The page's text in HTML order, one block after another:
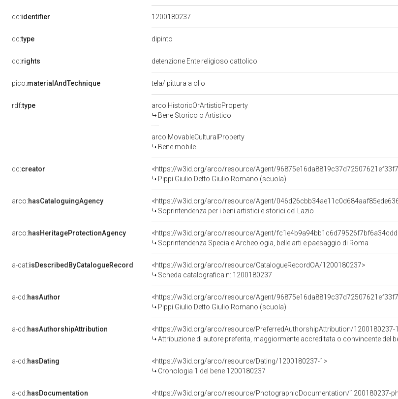
dc:identifier 1200180237
dc:type dipinto
dc:rights detenzione Ente religioso cattolico
pico:materialAndTechnique tela/ pittura a olio
rdf:type
arco:HistoricOrArtisticProperty
Bene Storico o Artistico
arco:MovableCulturalProperty
Bene mobile
dc:creator
<https://w3id.org/arco/resource/Agent/
Pippi Giulio Detto Giulio Romano (scuola)
arco:hasCataloguingAgency
<https://w3id.org/arco/resource/Agent/
Soprintendenza per i beni artistici e storici del Lazio
arco:hasHeritageProtectionAgency
<https://w3id.org/arco/resource/Agent/
Soprintendenza Speciale Archeologia, belle arti e paesaggio di Roma
a-cat:isDescribedByCatalogueRecord
<https://w3id.org/arco/resource/CatalogueRecordOA/1200180237>
Scheda catalografica n: 1200180237
a-cd:hasAuthor
<https://w3id.org/arco/resource/Agent/
Pippi Giulio Detto Giulio Romano (scuola)
a-cd:hasAuthorshipAttribution
<https://w3id.org/arco/resource/PreferredAuthorshipAttribution/1200180237-
Attribuzione di autore preferita, maggiormente accreditata o convincente del
a-cd:hasDating
<https://w3id.org/arco/resource/Dating/1200180237-1>
Cronologia 1 del bene 1200180237
a-cd:hasDocumentation
<https://w3id.org/arco/resource/PhotographicDocumentation/1200180237-